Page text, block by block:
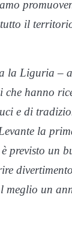
il
Liguria –
hanno
e di
la
previsto un
meglio un